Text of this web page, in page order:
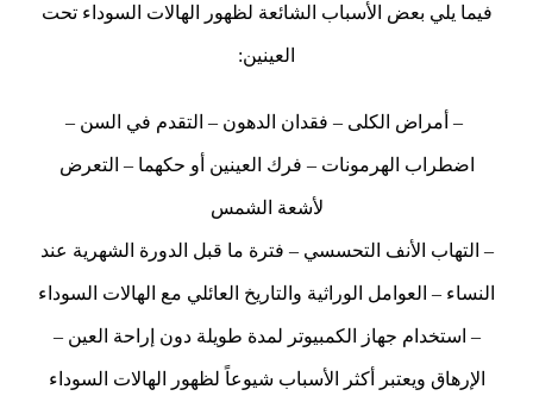
فيما يلي بعض الأسباب الشائعة لظهور الهالات السوداء تحت
العينين:
– أمراض الكلى – فقدان الدهون – التقدم في السن –
اضطراب الهرمونات – فرك العينين أو حكهما – التعرض
لأشعة الشمس
– التهاب الأنف التحسسي – فترة ما قبل الدورة الشهرية عند
النساء – العوامل الوراثية والتاريخ العائلي مع الهالات السوداء
– استخدام جهاز الكمبيوتر لمدة طويلة دون إراحة العين –
الإرهاق ويعتبر أكثر الأسباب شيوعاً لظهور الهالات السوداء